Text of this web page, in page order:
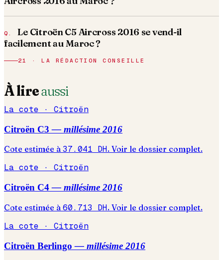
Le Citroën C5 Aircross 2016 se vend-il
facilement au Maroc ?
21 · LA RÉDACTION CONSEILLE
À lireaussi
La cote · Citroën
Citroën C3 — millésime 2016
Cote estimée à 37.041 DH. Voir le dossier complet.
La cote · Citroën
Citroën C4 — millésime 2016
Cote estimée à 60.713 DH. Voir le dossier complet.
La cote · Citroën
Citroën Berlingo — millésime 2016